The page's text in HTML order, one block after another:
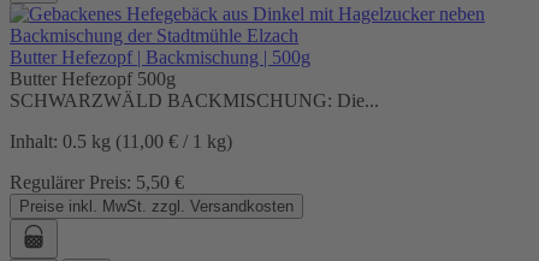
Butter Hefezopf | Backmischung | 500g
Butter Hefezopf 500g
SCHWARZWÄLD BACKMISCHUNG: Die...
Inhalt: 0.5 kg (11,00 € / 1 kg)
Regulärer Preis: 5,50 €
Preise inkl. MwSt. zzgl. Versandkosten